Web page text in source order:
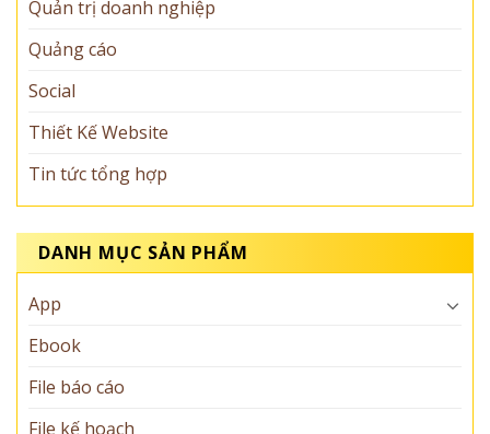
Quản trị doanh nghiệp
Quảng cáo
Social
Thiết Kế Website
Tin tức tổng hợp
DANH MỤC SẢN PHẨM
App
Ebook
File báo cáo
File kế hoạch